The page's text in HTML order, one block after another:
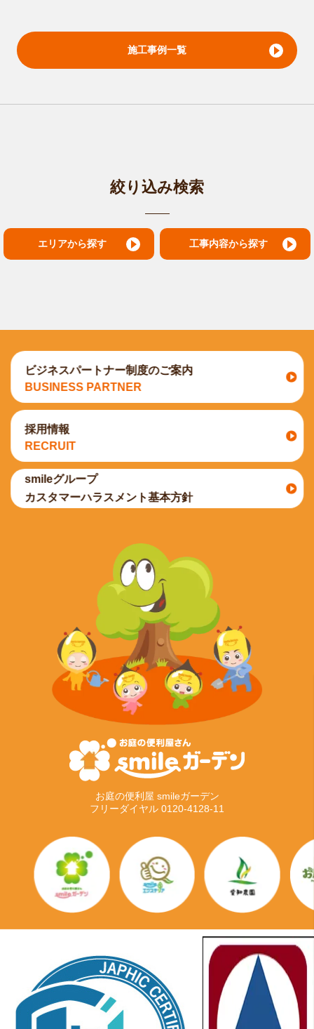
施工事例一覧
絞り込み検索
エリアから探す 工事内容から探す
お庭の便利屋 smileガーデン
フリーダイヤル 0120-4128-11
ビジネスパートナー制度のご案内
BUSINESS PARTNER
採用情報
RECRUIT
smileグループ
カスタマーハラスメント基本方針